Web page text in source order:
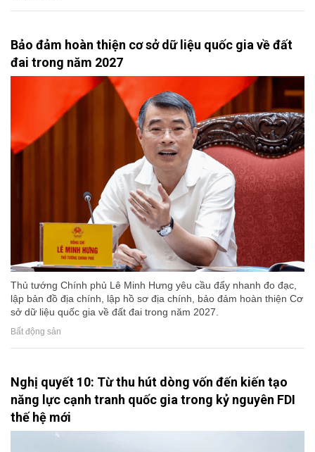
Bảo đảm hoàn thiện cơ sở dữ liệu quốc gia về đất
đai trong năm 2027
Thủ tướng Chính phủ Lê Minh Hưng yêu cầu đẩy nhanh đo đạc,
lập bản đồ địa chính, lập hồ sơ địa chính, bảo đảm hoàn thiện Cơ
sở dữ liệu quốc gia về đất đai trong năm 2027.
Bất động sản
Nghị quyết 10: Từ thu hút dòng vốn đến kiến tạo
năng lực cạnh tranh quốc gia trong kỷ nguyên FDI
thế hệ mới